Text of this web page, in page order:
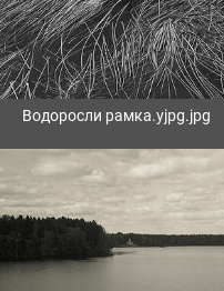
Водоросли рамка.уjpg.jpg